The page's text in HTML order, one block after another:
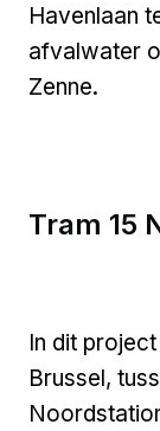
Havenlaan
afvalwater
Zenne.
Tram 15
In dit
Brussel,